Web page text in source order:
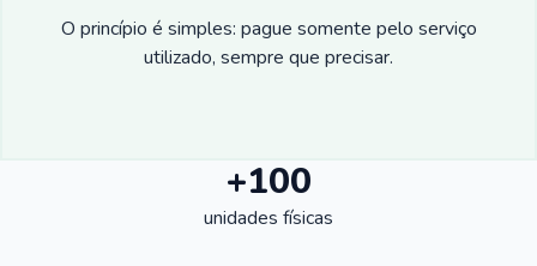
O princípio é simples: pague somente pelo serviço
utilizado, sempre que precisar.
+100
unidades físicas